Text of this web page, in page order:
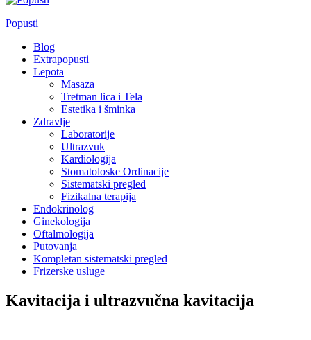
Popusti
Blog
Extrapopusti
Lepota
Masaza
Tretman lica i Tela
Estetika i šminka
Zdravlje
Laboratorije
Ultrazvuk
Kardiologija
Stomatoloske Ordinacije
Sistematski pregled
Fizikalna terapija
Endokrinolog
Ginekologija
Oftalmologija
Putovanja
Kompletan sistematski pregled
Frizerske usluge
Kavitacija i ultrazvučna kavitacija